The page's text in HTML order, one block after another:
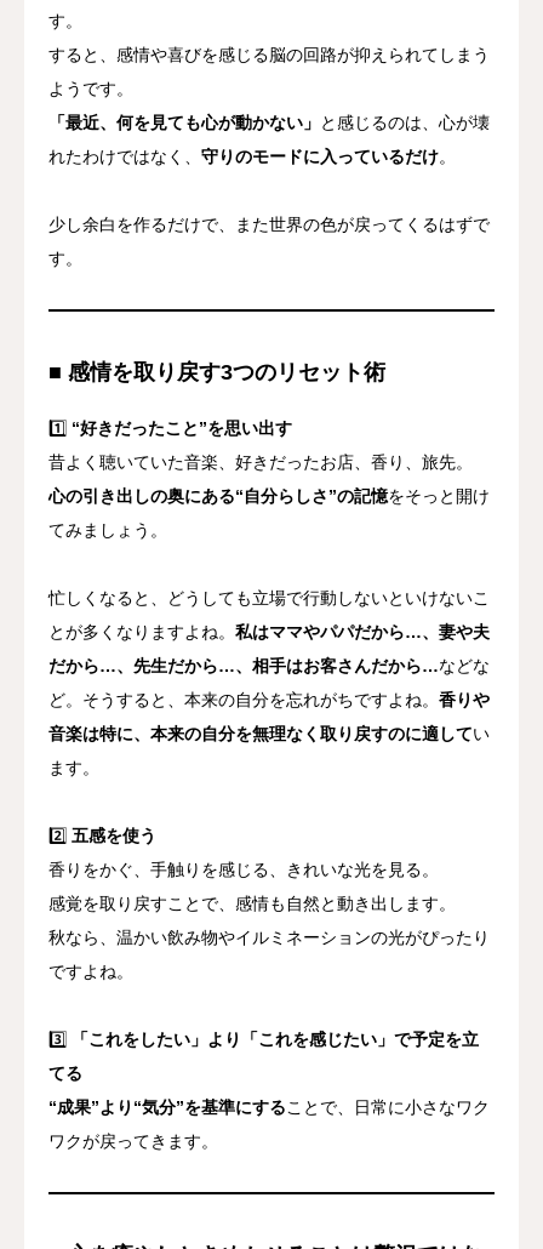
す。
すると、感情や喜びを感じる脳の回路が抑えられてしまう
ようです。
「最近、何を見ても心が動かない」 と感じるのは、心が壊
れたわけではなく、 守りのモードに入っているだけ。
少し余白を作るだけで、また世界の色が戻ってくるはずで
す。
■ 感情を取り戻す3つのリセット術
1️⃣ “好きだったこと”を思い出す
昔よく聴いていた音楽、好きだったお店、香り、旅先。
心の引き出しの奥にある“自分らしさ”の記憶をそっと開け
てみましょう。
忙しくなると、どうしても立場で行動しないといけないこ
とが多くなりますよね。 私はママやパパだから…、妻や夫
だから…、先生だから…、相手はお客さんだから…などな
ど。そうすると、本来の自分を忘れがちですよね。 香りや
音楽は特に、本来の自分を無理なく取り戻すのに適してい
ます。
2️⃣ 五感を使う
香りをかぐ、手触りを感じる、きれいな光を見る。
感覚を取り戻すことで、感情も自然と動き出します。
秋なら、温かい飲み物やイルミネーションの光がぴったり
ですよね。
3️⃣
「これをしたい」より「これを感じたい」で予定を立
てる
“成果”より“気分”を基準にすることで、日常に小さなワク
ワクが戻ってきます。